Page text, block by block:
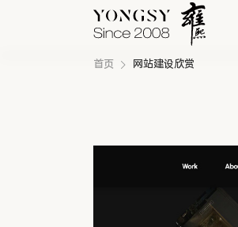
新能源案例
首页 网站建设欣赏